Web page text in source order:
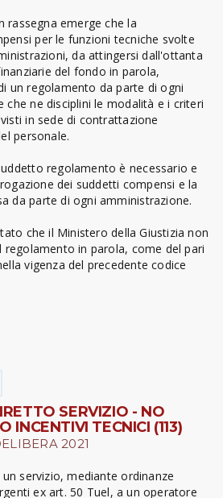
rassegna emerge che la
per le funzioni tecniche svolte
da attingersi dall'ottanta
del fondo in parola,
un regolamento da parte di ogni
che ne disciplini le modalità e i criteri
in sede di contrattazione
personale.
regolamento è necessario e
dei suddetti compensi e la
da parte di ogni amministrazione.
che il Ministero della Giustizia non
in parola, come del pari
vigenza del precedente codice
SERVIZIO - NO
INCENTIVI TECNICI (113)
2021
servizio, mediante ordinanze
ex art. 50 Tuel, a un operatore